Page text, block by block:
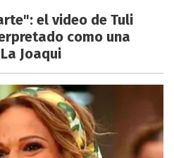
el video de Tuli
como una
Joaqui